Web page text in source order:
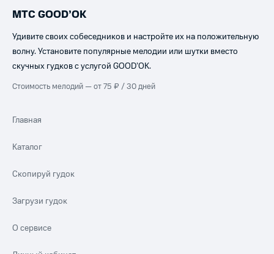
МТС GOOD’OK
Удивите своих собеседников и настройте их на положительную
волну. Установите популярные мелодии или шутки вместо
скучных гудков с услугой GOOD’OK.
Стоимость мелодий — от 75 ₽ / 30 дней
Главная
Каталог
Скопируй гудок
Загрузи гудок
О сервисе